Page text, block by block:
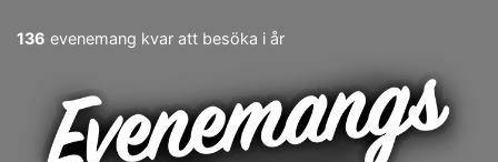
136 evenemang kvar att besöka i år